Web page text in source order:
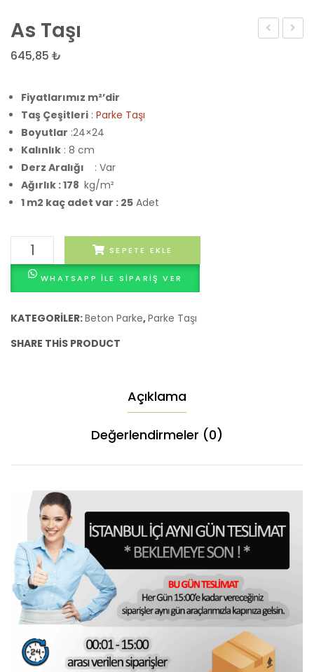
As Taşı
645,85 ₺
Fiyatlarımız m²’dir
Taş Çeşitleri : Parke Taşı
Boyutlar :24×24
Kalınlık : 8 cm
Derz Aralığı
: Var
Ağırlık : 178 kg/m²
1 m2 kaç adet var : 25 Adet
Taşı
adet
SEPETE EKLE
WHATSAPP ILE SIPARIŞ VER
KATEGORILER:Beton Parke,Parke Taşı
SHARE THIS PRODUCT
Açıklama
Değerlendirmeler (0)